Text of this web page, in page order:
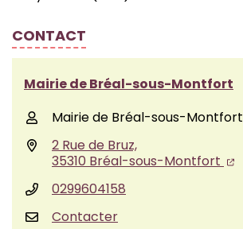
CONTACT
Mairie de Bréal-sous-Montfort
Mairie de Bréal-sous-Montfort
2 Rue de Bruz,
35310 Bréal-sous-Montfort
0299604158
Contacter